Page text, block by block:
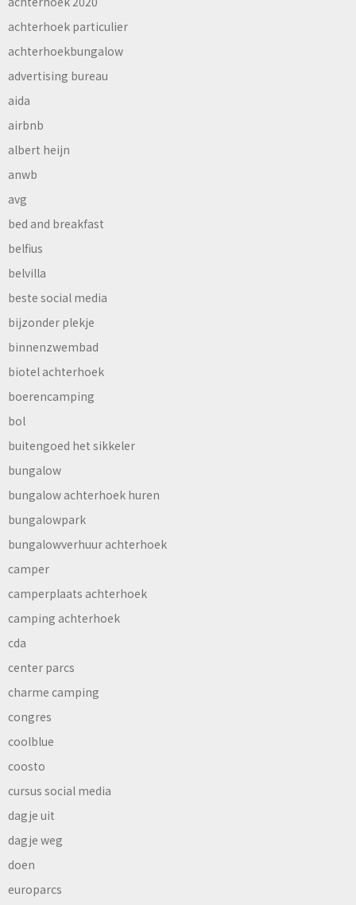
achterhoek particulier
achterhoekbungalow
advertising bureau
aida
airbnb
albert heijn
anwb
avg
bed and breakfast
belfius
belvilla
beste social media
bijzonder plekje
binnenzwembad
biotel achterhoek
boerencamping
bol
buitengoed het sikkeler
bungalow
bungalow achterhoek huren
bungalowpark
bungalowverhuur achterhoek
camper
camperplaats achterhoek
camping achterhoek
cda
center parcs
charme camping
congres
coolblue
coosto
cursus social media
dagje uit
dagje weg
doen
europarcs